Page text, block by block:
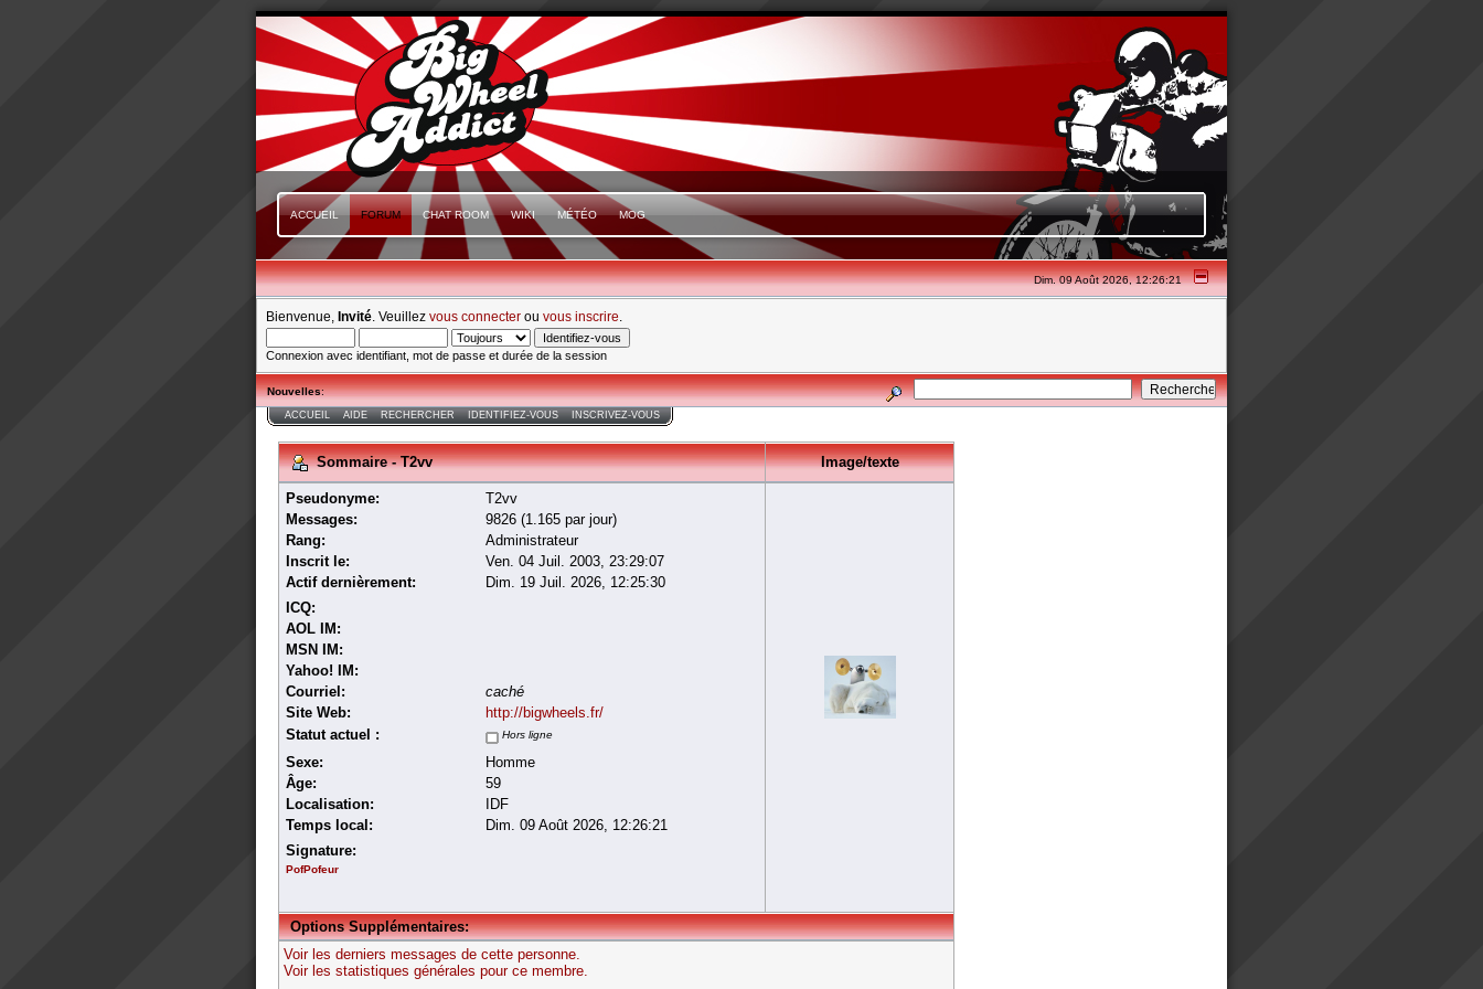
ACCUEIL FORUM CHAT ROOM WIKI MÉTÉO MOG
Dim. 09 Août 2026, 12:26:21
Bienvenue, Invité . Veuillez vous connecter ou vous inscrire
Connexion avec identifiant, mot de passe et durée de la session
Nouvelles:
ACCUEIL AIDE RECHERCHER IDENTIFIEZ-VOUS INSCRIVEZ-VOUS
Sommaire - T2vv Image/texte
Pseudonyme:
T2vv
Messages:
9826 (1.165 par jour)
Rang:
Administrateur
Inscrit le:
Ven. 04 Juil. 2003, 23:29:07
Actif dernièrement:
Dim. 19 Juil. 2026, 12:25:30
ICQ:
AOL IM:
MSN IM:
Yahoo! IM:
Courriel:
caché
Site Web:
http://bigwheels.fr/
Statut actuel :
Hors ligne
Sexe:
Homme
Âge:
59
Localisation:
IDF
Temps local:
Dim. 09 Août 2026, 12:26:21
Signature:
PofPofeur
Options Supplémentaires:
Voir les derniers messages de cette personne.
Voir les statistiques générales pour ce membre.